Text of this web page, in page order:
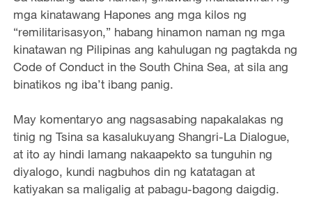
mga kinatawang Hapones ang mga kilos ng
“remilitarisasyon,” habang hinamon naman ng mga
kinatawan ng Pilipinas ang kahulugan ng pagtakda ng
Code of Conduct in the South China Sea, at sila ang
binatikos ng iba’t ibang panig.
May komentaryo ang nagsasabing napakalakas ng
tinig ng Tsina sa kasalukuyang Shangri-La Dialogue,
at ito ay hindi lamang nakaapekto sa tunguhin ng
diyalogo, kundi nagbuhos din ng katatagan at
katiyakan sa maligalig at pabagu-bagong daigdig.